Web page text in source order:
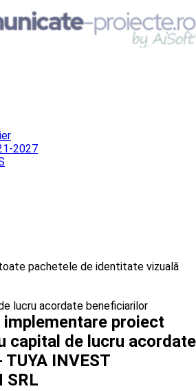
2027
pachetele de identitate vizuală
lucru acordate beneficiarilor
proiect
capital de lucru acordate
INVEST
SRL